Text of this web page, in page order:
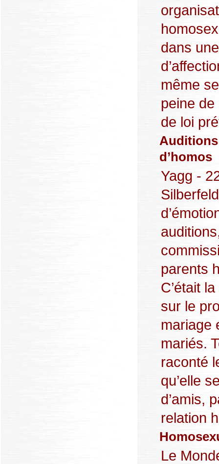
dans
même
peine
de loi
d’homos
Yagg -
parents
C’était
sur le
mariage
mariés.
raconté
qu’elle
d’amis,
relation
Le